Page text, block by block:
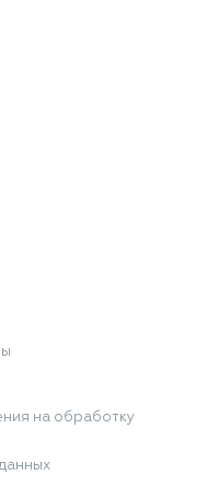
на обработку